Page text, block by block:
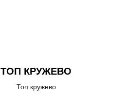
ТОП КРУЖЕВО
Топ кружево